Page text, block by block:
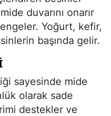
duvarını onarır
Yoğurt, kefir,
başında gelir.
sayesinde mide
olarak sade
destekler ve